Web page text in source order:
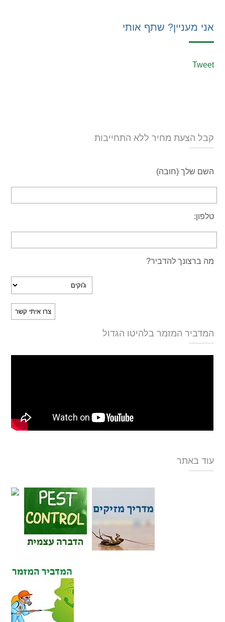
אני מעניין? שתף אותי
Tweet
קבל הצעת מחיר ללא התחייבות
השם שלך (חובה)
טלפון:
מה ברצונך להדביר?
המדביר המזמר בלהיטו הגדול
עוד באתר